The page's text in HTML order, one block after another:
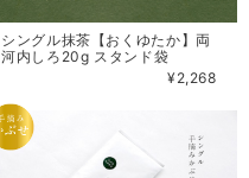
シングル抹茶【おくゆたか】両
河内しろ20g スタンド袋
¥2,268